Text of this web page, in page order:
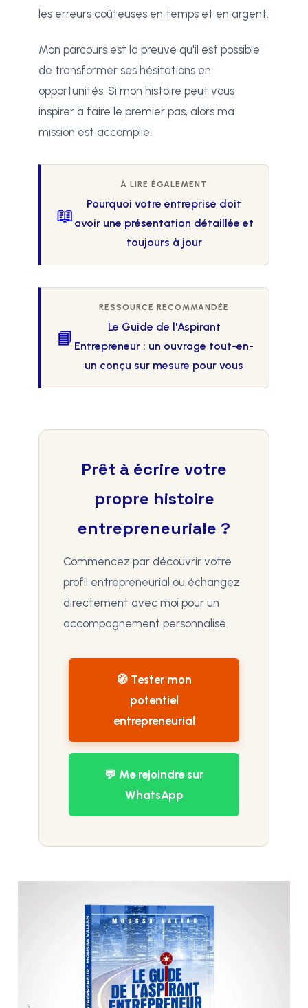
les erreurs coûteuses en temps et en argent.
Mon parcours est la preuve qu'il est possible
de transformer ses hésitations en
opportunités. Si mon histoire peut vous
inspirer à faire le premier pas, alors ma
mission est accomplie.
📖
À LIRE ÉGALEMENT
Pourquoi votre entreprise doit
avoir une présentation détaillée et
toujours à jour
📘
RESSOURCE RECOMMANDÉE
Le Guide de l'Aspirant
Entrepreneur : un ouvrage tout-en-
un conçu sur mesure pour vous
Prêt à écrire votre
propre histoire
entrepreneuriale ?
Commencez par découvrir votre
profil entrepreneurial ou échangez
directement avec moi pour un
accompagnement personnalisé.
🧭 Tester mon
potentiel
entrepreneurial
💬 Me rejoindre sur
WhatsApp